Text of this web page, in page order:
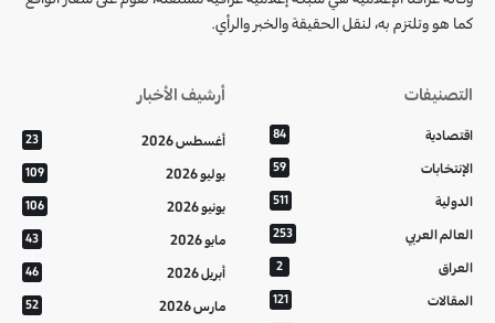
كما هو وتلتزم به، لنقل الحقيقة والخبر والرأي.
التصنيفات
اقتصادية 84
الإنتخابات 59
الدولية 511
العالم العربي 253
العراق 2
المقالات 121
أرشيف الأخبار
أغسطس 2026 23
يوليو 2026 109
يونيو 2026 106
مايو 2026 43
أبريل 2026 46
مارس 2026 52